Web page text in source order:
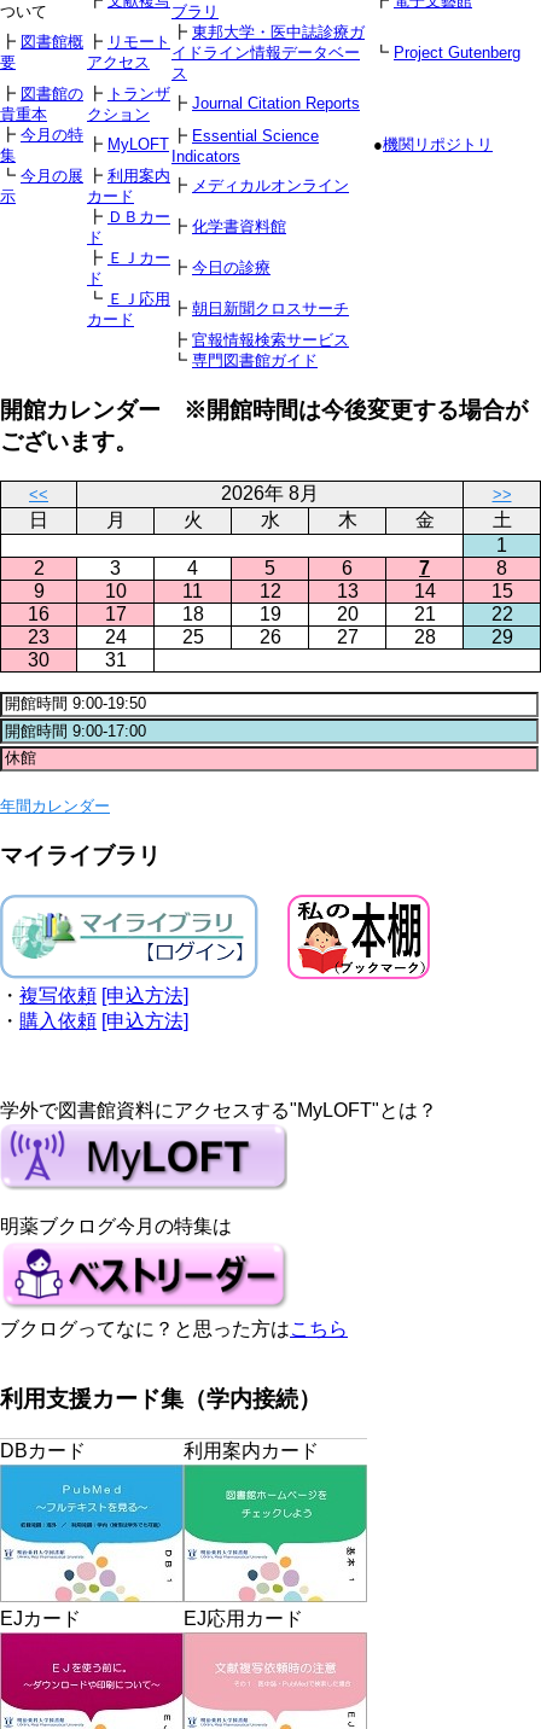
ついて
ブラリ
┣ 図書館概
要
┣ リモート
アクセス
┣ 東邦大学・医中誌診療ガ
イドライン情報データベー
ス
┗ Project Gutenberg
┣ 図書館の
貴重本
┣ トランザ
クション
┣ Journal Citation Reports
┣ 今月の特
集
┣ MyLOFT ┣ Essential Science
Indicators
●機関リポジトリ
┗ 今月の展
示
┣ 利用案内
カード
┣ メディカルオンライン
┣ ＤＢカー
ド
┣ 化学書資料館
┣ ＥＪカー
ド
┣ 今日の診療
┗ ＥＪ応用
カード
┣ 朝日新聞クロスサーチ
┣ 官報情報検索サービス
┗ 専門図書館ガイド
開館カレンダー ※開館時間は今後変更する場合が
ございます。
<< 2026年 8月 >>
日 月 火 水 木 金
土
1
2
3 4 5 6 7
8
9
10 11 12 13 14
15
16
17 18 19 20 21
22
23
24 25 26 27 28
29
30
31
年間カレンダー
マイライブラリ
・ 複写依頼 [申込方法]
・ 購入依頼 [申込方法]
学外で図書館資料にアクセスする"MyLOFT"とは？
明薬ブクログ今月の特集は
ブクログってなに？と思った方はこちら
利用支援カード集（学内接続）
DBカード 利用案内カード
EJカード EJ応用カード